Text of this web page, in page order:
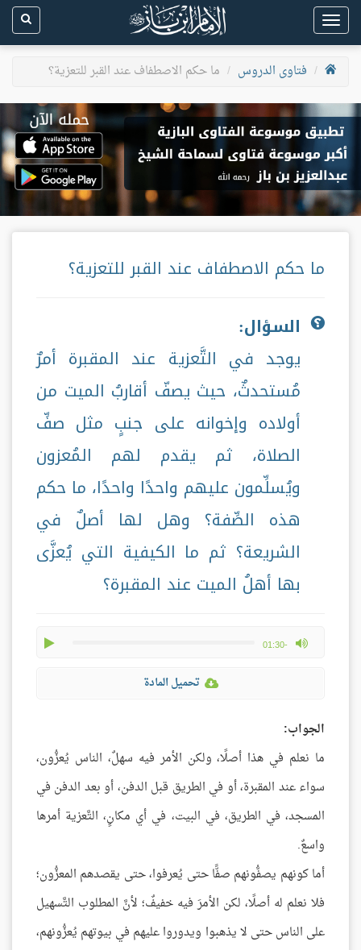
Toggle
navigation
فتاوى الدروس
ما حكم الاصطفاف عند القبر للتعزية؟
ما حكم الاصطفاف عند القبر للتعزية؟
السؤال:
يوجد في التَّعزية عند المقبرة أمرٌ
مُستحدثٌ، حيث يصفّ أقاربُ الميت من
أولاده وإخوانه على جنبٍ مثل صفِّ
الصلاة، ثم يقدم لهم المُعزون
ويُسلِّمون عليهم واحدًا واحدًا، ما حكم
هذه الصِّفة؟ وهل لها أصلٌ في
الشريعة؟ ثم ما الكيفية التي يُعزَّى
بها أهلُ الميت عند المقبرة؟
-01:30
max volume
تحميل المادة
الجواب:
ما نعلم في هذا أصلًا، ولكن الأمر فيه سهلٌ، الناس يُعزُّون،
سواء عند المقبرة، أو في الطريق قبل الدفن، أو بعد الدفن في
المسجد، في الطريق، في البيت، في أي مكانٍ، التَّعزية أمرها
واسعٌ.
أما كونهم يصفُّونهم صفًّا حتى يُعرفوا، حتى يقصدهم المعزُّون؛
فلا نعلم له أصلًا، لكن الأمرَ فيه خفيفٌ؛ لأنَّ المطلوب التَّسهيل
على الناس حتى لا يذهبوا ويدوروا عليهم في بيوتهم يُعزُّونهم،